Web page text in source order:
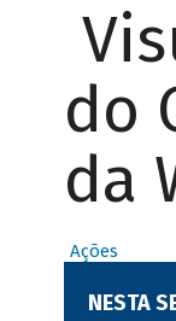
do
da
Ações
NESTA